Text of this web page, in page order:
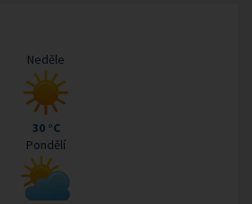
Neděle
30 °C
Pondělí